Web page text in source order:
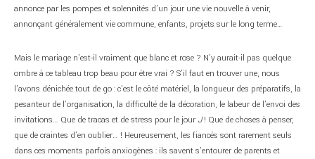
annonce par les pompes et solennités d’un jour une vie nouvelle à venir,
annonçant généralement vie commune, enfants, projets sur le long terme…
Mais le mariage n’est-il vraiment que blanc et rose ? N’y aurait-il pas quelque
ombre à ce tableau trop beau pour être vrai ? S’il faut en trouver une, nous
l’avons dénichée tout de go : c’est le côté matériel, la longueur des préparatifs, la
pesanteur de l’organisation, la difficulté de la décoration, le labeur de l’envoi des
invitations… Que de tracas et de stress pour le jour J! Que de choses à penser,
que de craintes d’en oublier… ! Heureusement, les fiancés sont rarement seuls
dans ces moments parfois anxiogènes : ils savent s’entourer de parents et